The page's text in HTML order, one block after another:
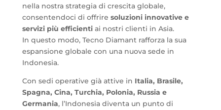
nella nostra strategia di crescita globale,
consentendoci di offrire soluzioni innovative e
servizi più efficientiai nostri clienti in Asia.
In questo modo, Tecno Diamant rafforza la sua
espansione globale con una nuova sede in
Indonesia.
Con sedi operative già attive in Italia, Brasile,
Spagna, Cina, Turchia, Polonia, Russia e
Germania, l’Indonesia diventa un punto di